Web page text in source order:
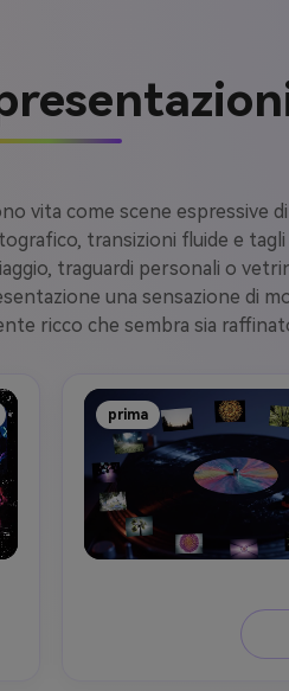
vita come scene espressive
transizioni fluide e
traguardi personali o
una sensazione di
ricco che sembra sia
prima